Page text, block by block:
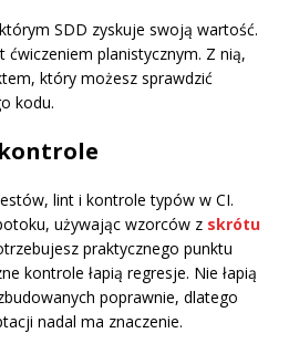
SDD zyskuje swoją wartość.
ćwiczeniem planistycznym. Z nią,
który możesz sprawdzić
kodu.
lint i kontrole typów w CI.
używając wzorców z skrótu
praktycznego punktu
kontrole łapią regresje. Nie łapią
poprawnie, dlatego
nadal ma znaczenie.